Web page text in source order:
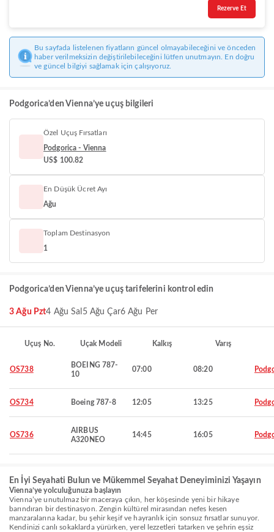
Rezerve Et
Bu sayfada listelenen fiyatların güncel olmayabileceğini ve önceden
haber verilmeksizin değiştirilebileceğini lütfen unutmayın. En doğru
ve güncel bilgiyi sağlamak için çalışıyoruz.
Podgorica’den Vienna’ye uçuş bilgileri
Özel Uçuş Fırsatları
Podgorica - Vienna
US$ 100.82
En Düşük Ücret Ayı
Ağu
Toplam Destinasyon
1
Podgorica’den Vienna’ye uçuş tarifelerini kontrol edin
3 Ağu Pzt4 Ağu Sal 5 Ağu Çar6 Ağu Per
Uçuş No. Uçak Modeli Kalkış Varış
OS738
BOEING 787-
10
07:00 08:20
OS734 Boeing 787-8 12:05 13:25
OS736
AIRBUS
A320NEO
14:45 16:05
En İyi Seyahati Bulun ve Mükemmel Seyahat Deneyiminizi Yaşayın
Vienna’ye yolculuğunuza başlayın
Vienna’ye unutulmaz bir maceraya çıkın, her köşesinde yeni bir hikaye
barındıran bir destinasyon. Zengin kültürel mirasından nefes kesen
manzaralarına kadar, bu şehir keşif ve hayranlık için sonsuz fırsatlar sunuyor.
Kendinizi canlı sokaklarda yürürken, yerel lezzetleri tatarken ve şehrin eşsiz